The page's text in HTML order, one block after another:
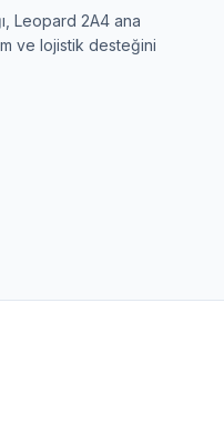
Leopard 2A4 ana
ve lojistik desteğini